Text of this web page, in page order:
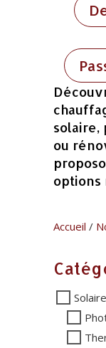
solaire,
ou
Accueil /
Solaire